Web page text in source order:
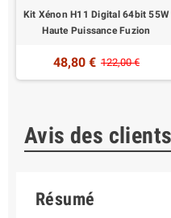
Kit Xénon H11 Digital 64bit 55W
Haute Puissance Fuzion
48,80 € 122,00 €
Avis des clients
Résumé